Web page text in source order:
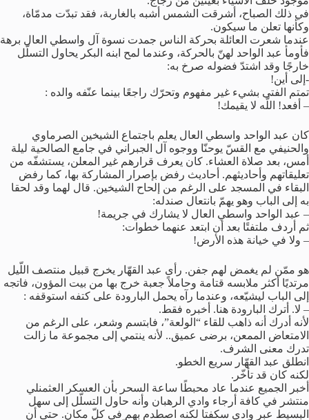
في ذلك الصباح، أشرقت الشمس أشبه بالغاربة، فقد تبدّت مدمّاة،
وكأنها تعلن ما سيكون.
عندما شعرت العائلة بحركة الناس جمدت نسوة آل واسطي العال برهة
فأومأ عبد الواحد لهنّ بالحركة، وعندما لمح ابنه البكر يحاول التسلّل
خارجًا وقد اشتدّ فضوله صرخ به:
-إلى أين!
تمتم الفتى بشيء غير مفهوم وتحرّك راجعًا بينما عنّفه والده :
– أفعد! اللّه لا يقيمك!
كان عبد الواحد واسطي العال يعلم باجتماع الشيخين الصرماوي
والحنيفي مع القسّ يوحنّا ووجوه آل الجبراني في جامع الصالحية ليلة
أمس، بعد صلاة العشاء. كان يعرف قرارهم غير المعلن، يستشفّه من
تعليقاتهم وأحاديثهم. أحاديث رفض بإصرار المشاركة بها، كما رفض
البقاء في المسجد على الرغم من إلحاح الشيخين. قال لهما وقد لحقا
به إلى الباب وهو يهمّ بانتعال صندله:
– عبد الواحد واسطي العال لا يشارك في جريمة!
ثم أردف ملتفتًا بعد أن ابتعد عنهما خطوات:
– ولا في خيانة هذه الأرض!
هو ممّن لم يغمض لهم جفن. رأى عبد القهّار يخرج قبيل منتصف اللّيل
مرتديًا أكثر ملابسه قتامة وحاملاً جعبة خرج بها من بيت المؤون، فاتجه
إلى الباب ليشيّعه، وعندما رآه يحمل البارودة على كتفه استوقفه :
– لا. أترك البارودة هنا. أخبره فقط.
لأنه أدرك أنه ذاهب للقاء “الولعة”، فابتسم وشعر، على الرغم من
الامتعاض الممعن، برضى عميق.. لأنه ينتمي إلى مجموعة ما زالت
تدرك معنى الشرف.
انطلق عبد القهّار سريع الخطو.
لكنه كان قد تأخّر.
أخبر الجميع عندما عاد محبطًا ساعة السحر بأن العسكر العثمنلي
منتشر في كافة أرجاء وادي الرهبان وأنه حاول التسلّل إلى سهل
البسيط عبر وادي سكفتا لكنه اصطدم بهم في كلّ مكان. حتى أن